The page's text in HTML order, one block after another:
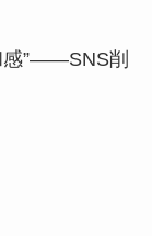
感”――SNS削